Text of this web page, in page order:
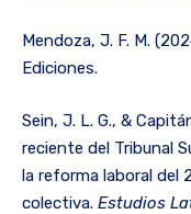
Mendoza, J. F. M.
Ediciones.
Sein, J. L. G., &
reciente del Tribunal
la reforma laboral del
colectiva. Estudios